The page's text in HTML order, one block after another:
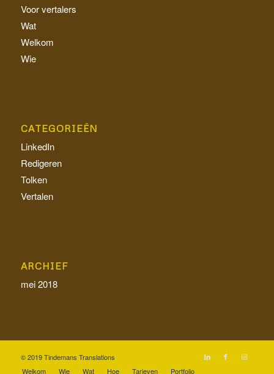
Voor vertalers
Wat
Welkom
Wie
CATEGORIEËN
LinkedIn
Redigeren
Tolken
Vertalen
ARCHIEF
mei 2018
© 2019 Tindemans Translations
Welkom
Wie Wat Hoe Tarieven Portfolio